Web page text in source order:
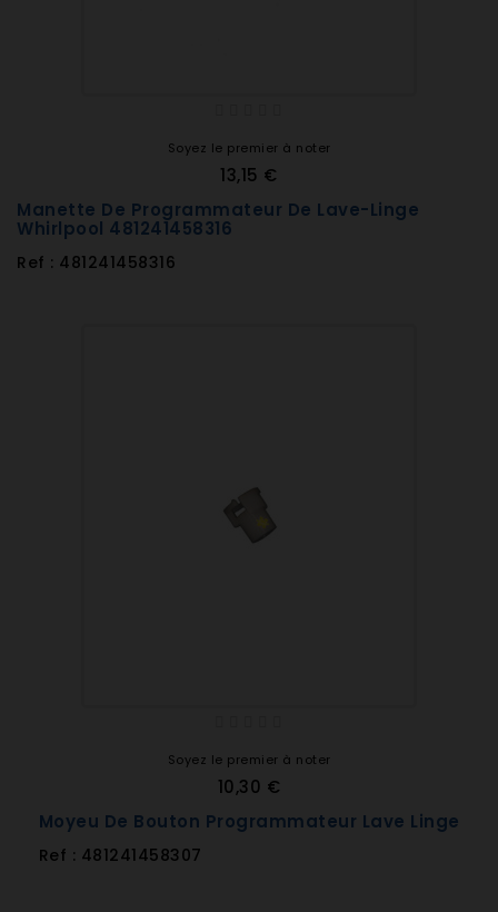
Soyez le premier à noter
13,15 €
Manette De Programmateur De Lave-Linge
Whirlpool 481241458316
Ref : 481241458316
Soyez le premier à noter
10,30 €
Moyeu De Bouton Programmateur Lave Linge
Ref : 481241458307